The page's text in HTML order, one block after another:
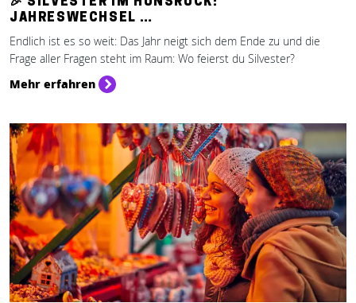
🎉 SILVESTER IM HUNSRÜCK:
JAHRESWECHSEL …
Endlich ist es so weit: Das Jahr neigt sich dem Ende zu und die
Frage aller Fragen steht im Raum: Wo feierst du Silvester?
Mehr erfahren